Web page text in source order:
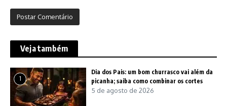
Veja também
1
Dia dos Pais: um bom churrasco vai além da
picanha; saiba como combinar os cortes
5 de agosto de 2026